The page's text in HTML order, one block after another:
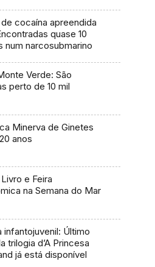
cocaína apreendida
quase 10
num narcosubmarino
Verde: São
perto de 10 mil
Minerva de Ginetes
anos
e Feira
na Semana do Mar
infantojuvenil: Último
trilogia d’A Princesa
já está disponível